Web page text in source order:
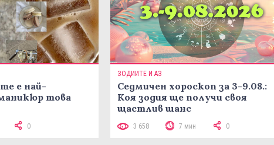
е най-
това
0
ЗОДИИТЕ И АЗ
Седмичен хороскоп за 3-9.08.:
Коя зодия ще получи своя
щастлив шанс
3 658 7 мин 0